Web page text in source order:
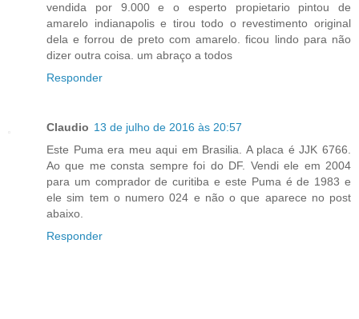
vendida por 9.000 e o esperto propietario pintou de
amarelo indianapolis e tirou todo o revestimento original
dela e forrou de preto com amarelo. ficou lindo para não
dizer outra coisa. um abraço a todos
Responder
Claudio 13 de julho de 2016 às 20:57
Este Puma era meu aqui em Brasilia. A placa é JJK 6766.
Ao que me consta sempre foi do DF. Vendi ele em 2004
para um comprador de curitiba e este Puma é de 1983 e
ele sim tem o numero 024 e não o que aparece no post
abaixo.
Responder